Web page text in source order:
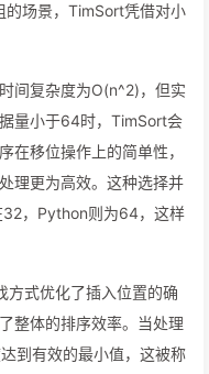
的场景，TimSort凭借对小
间复杂度为O(n^2)，但实
量小于64时，TimSort会
在移位操作上的简单性，
理更为高效。这种选择并
，Python则为64，这样
方式优化了插入位置的确
整体的排序效率。当处理
到有效的最小值，这被称